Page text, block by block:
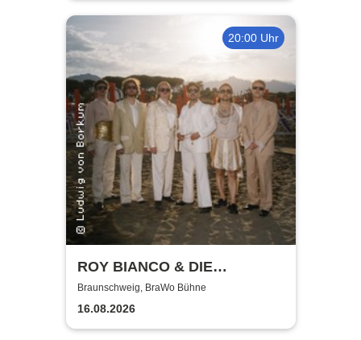
20:00 Uhr
ROY BIANCO & DIE
ABBRUNZATI BOYS - LIVE
2026
Braunschweig, BraWo Bühne
16.08.2026